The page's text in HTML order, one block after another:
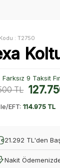
:T2750
9 Taksit
TL
EFT:114.975 TL
21.292 TL'den
Nakit